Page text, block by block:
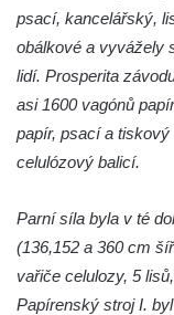
Dům čp. 149 v
Dům čp. 172 v
Boru
Dům čp. 170 na
Novém Boru
Novém Boru
psací, kancelářský,
obálkové a vyvážely
lidí. Prosperita
asi 1600 vagónů
papír, psací a
celulózový balicí.
Parní síla byla v té
(136,152 a 360 cm
vařiče celulozy, 5
Papírenský stroj I.